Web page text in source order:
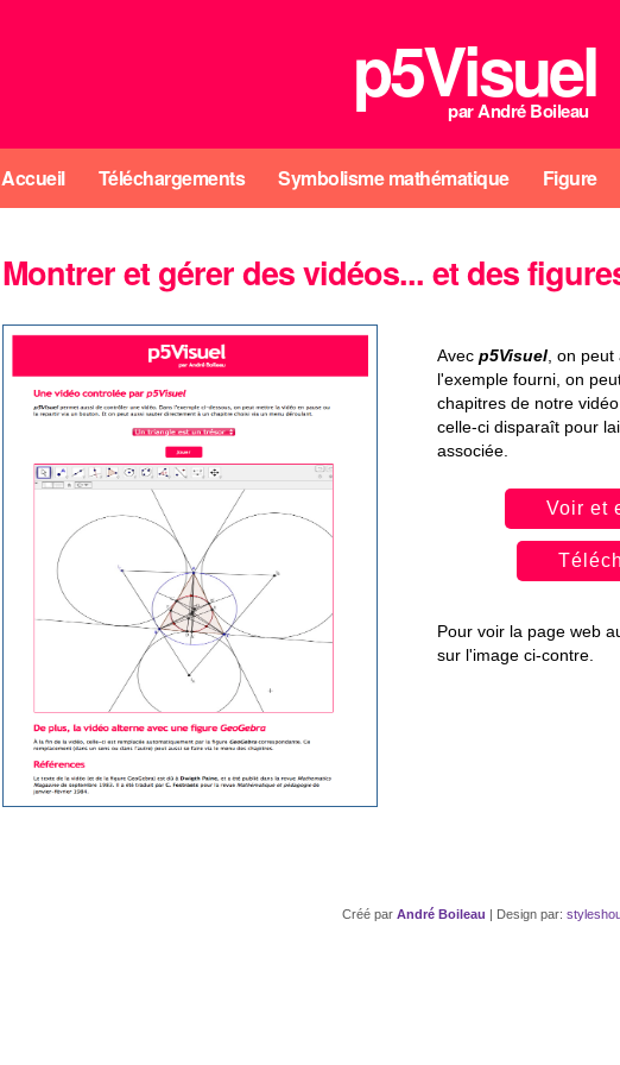
p5Visuel
parAndré Boileau
Accueil Téléchargements Symbolisme mathématique Figure
Montrer et gérer des vidéos... et des
Avec p5Visuel , on
l'exemple fourni, on
chapitres de notre
celle-ci disparaît pour
associée.
Voir et
Pour voir la page web
sur l'image ci-contre.
Créé par André Boileau | Design par: